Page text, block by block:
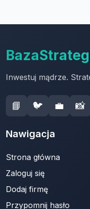
Inwestuj mądrze.
📘 🐦 💼 📸
Nawigacja
Strona główna
Zaloguj się
Dodaj firmę
Przypomnij hasło